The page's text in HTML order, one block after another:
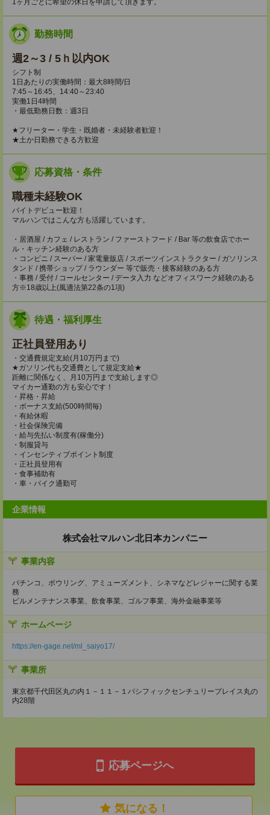
勤務時間
週2～3 / 5ｈ以内OK
シフト制
1日あたりの実働時間：最大8時間/日
7:45～16:45、14:40～23:40
実働1日4時間
・最低勤務日数：週3日
★フリーター・学生・既婚者・未経験者歓迎！
★土か日勤務できる方歓迎
応募資格・条件
職種未経験OK
バイトデビュー歓迎！
マルハンではこんな方も活躍しています。
・居酒屋 / カフェ / レストラン / ファーストフード / Bar 等の飲食店でホー
ル・キッチン経験のある方
・コンビニ / スーパー / 家電量販店 / スポーツインストラクター / ガソリンス
タンド / 携帯ショップ / ラウンダー 等で販売・接客経験のある方
・事務 / 受付 / コールセンター / データ入力 などオフィスワーク経験のある
方※18歳以上(風適法第22条の1項)
待遇・福利厚生
正社員登用あり
・交通費規定支給(月10万円まで)
★ガソリン代も交通費として規定支給★
距離に関係なく、月10万円まで支給します◎
マイカー通勤の方も安心です！
・昇格・昇給
・ボーナス支給(500時間毎)
・有給休暇
・社会保険完備
・給与先払い制度有(稼働分)
・制服貸与
・インセンティブポイント制度
・正社員登用有
・食事補助有
・車・バイク通勤可
企業情報
株式会社マルハン北日本カンパニー
事業内容
パチンコ、ボウリング、アミューズメント、シネマなどレジャーに関する業
務
ビルメンテナンス事業、飲食事業、ゴルフ事業、海外金融事業等
ホームページ
https://en-gage.net/ml_saiyo17/
事業所
東京都千代田区丸の内１－１１－１パシフィックセンチュリープレイス丸の
内28階
応募ページへ
気になる！